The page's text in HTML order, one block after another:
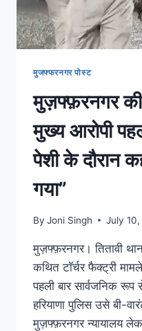
मुजफ्फरनगर पोस्ट
मुज़फ्फ़रनगर की
मुख्य आरोपी
पेशी के दौरान
गया”
By Joni Singh July
मुज़फ्फ़रनगर। तितावी
कथित टॉर्चर फैक्ट्री
पहली बार सार्वजनिक
हरियाणा पुलिस उसे बी-
मुज़फ्फ़रनगर न्यायालय